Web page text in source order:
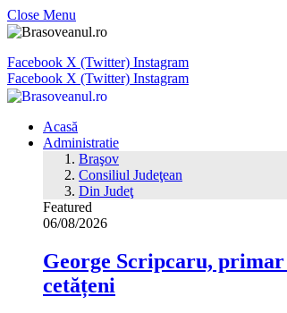
Close Menu
Facebook X (Twitter) Instagram
Facebook X (Twitter) Instagram
Acasă
Administratie
Braşov
Consiliul Judeţean
Din Judeţ
Featured
06/08/2026
George Scripcaru,
cetățeni